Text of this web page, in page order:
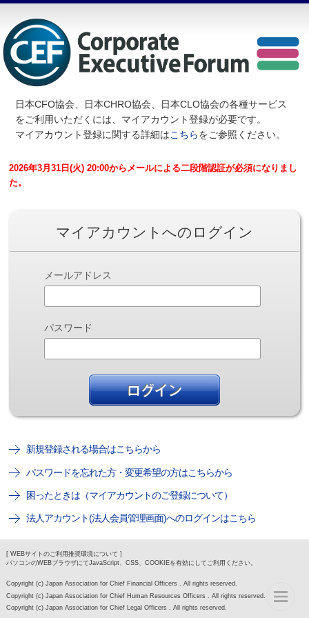
日本CFO協会、日本CHRO協会、日本CLO協会の各種サービス
をご利用いただくには、マイアカウント登録が必要です。
マイアカウント登録に関する詳細はこちらをご参照ください。
2026年3月31日(火) 20:00からメールによる二段階認証が必須になりまし
た。
マイアカウントへのログイン
メールアドレス
パスワード
新規登録される場合はこちらから
パスワードを忘れた方・変更希望の方はこちらから
困ったときは（マイアカウントのご登録について）
法人アカウント(法人会員管理画面)へのログインはこちら
[ WEBサイトのご利用推奨環境について ]
パソコンのWEBブラウザにてJavaScript、CSS、COOKIEを有効にしてご利用ください。
Copyright (c) Japan Association for Chief Financial Officers . All rights reserved.
Copyright (c) Japan Association for Chief Human Resources Officers . All rights reserved.
Copyright (c) Japan Association for Chief Legal Officers . All rights reserved.